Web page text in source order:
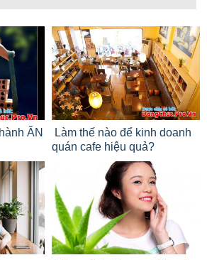
ĂN
Làm thế nào để kinh doanh
quán cafe hiệu quả?